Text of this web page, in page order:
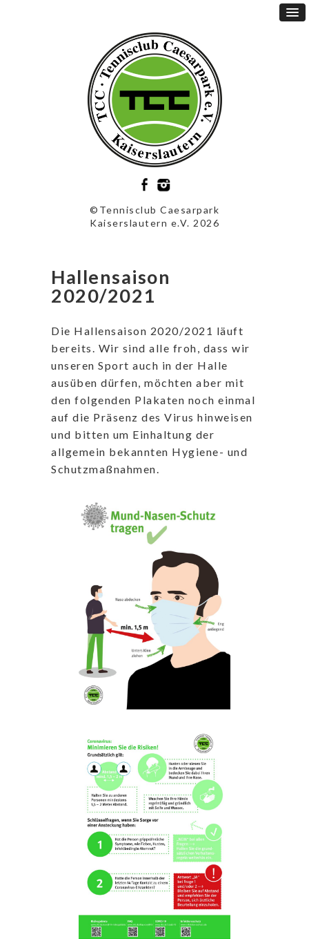
©Tennisclub Caesarpark
Kaiserslautern e.V. 2026
Hallensaison
2020/2021
Die Hallensaison 2020/2021 läuft
bereits. Wir sind alle froh, dass wir
unseren Sport auch in der Halle
ausüben dürfen, möchten aber mit
den folgenden Plakaten noch einmal
auf die Präsenz des Virus hinweisen
und bitten um Einhaltung der
allgemein bekannten Hygiene- und
Schutzmaßnahmen.